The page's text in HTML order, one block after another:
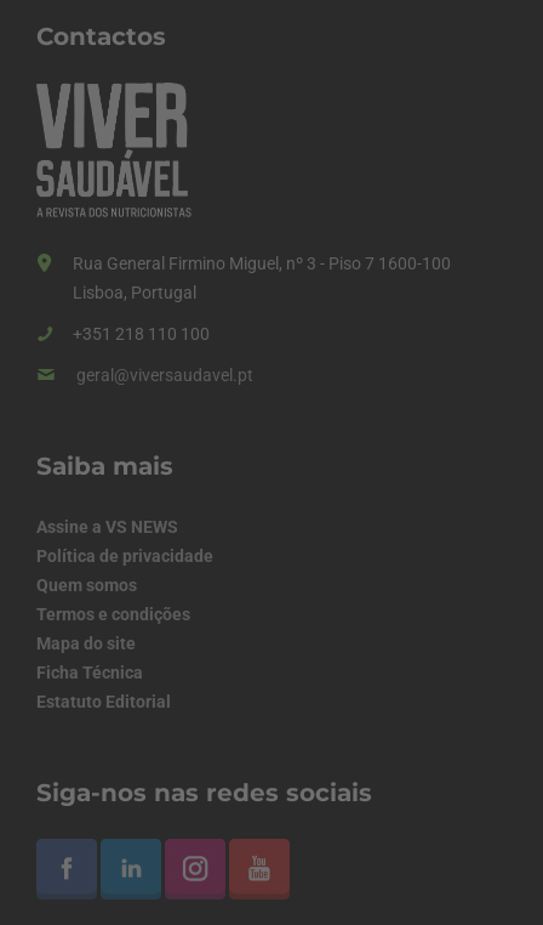
Contactos
Rua General Firmino Miguel, nº 3 - Piso 7 1600-100
Lisboa, Portugal
+351 218 110 100
geral@viversaudavel.pt
Saiba mais
Assine a VS NEWS
Política de privacidade
Quem somos
Termos e condições
Mapa do site
Ficha Técnica
Estatuto Editorial
Siga-nos nas redes sociais